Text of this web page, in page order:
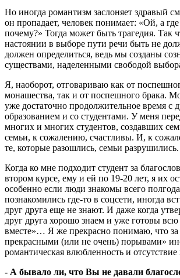
Но иногда романтизм заслоняет здравый
он пропадает, человек понимает: «Ой, а где
почему?» Тогда может быть трагедия. Так
настоянии в выборе пути речи быть не
должен определиться, ведь мы созданы
существами, наделенными свободой
Я, наоборот, отговариваю как от
монашества, так и от поспешного брака.
уже достаточно продолжительное время с
образованием и со студентами. У меня
многих и многих студентов, создавших
семьи, к сожалению, счастливы. И, к
те, которые разошлись, семьи разрушились.
Когда ко мне подходит студент за
втором курсе, ему и ей по 19-20 лет, я их
особенно если люди знакомы всего
познакомились где-то в соцсети, иногда
друг друга еще не знают. И даже когда
друг друга хорошо знаем и уже готовы
вместе»… Я же прекрасно понимаю, что
прекрасными (или не очень) порывами»
романтическая влюбленность и
- А бывало ли, что Вы не давали